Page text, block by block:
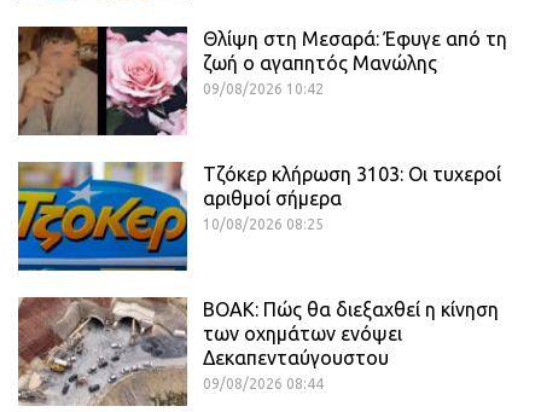
Θλίψη στη Μεσαρά: Έφυγε από τη
ζωή ο αγαπητός Μανώλης
09/08/2026 10:42
Τζόκερ κλήρωση 3103: Οι τυχεροί
αριθμοί σήμερα
10/08/2026 08:25
ΒΟΑΚ: Πώς θα διεξαχθεί η κίνηση
των οχημάτων ενόψει
Δεκαπενταύγουστου
09/08/2026 08:44